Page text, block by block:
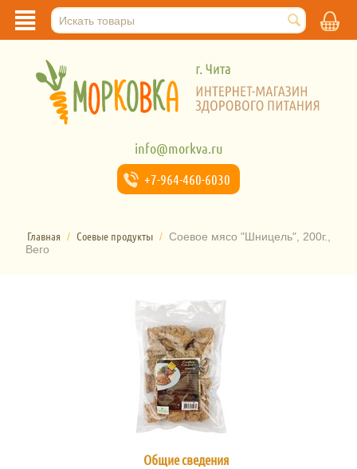
info@morkva.ru
+7-964-460-6030
Главная / Соевые продукты / Соевое мясо "Шницель", 200г.,
Вего
Общие сведения